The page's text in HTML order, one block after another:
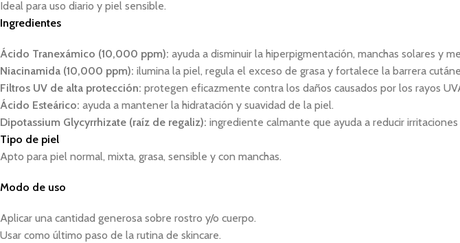
Ideal para uso diario y piel sensible.
Ingredientes
Ácido Tranexámico (10,000 ppm): ayuda a disminuir la hiperpigmentación, manchas solares y
Niacinamida (10,000 ppm): ilumina la piel, regula el exceso de grasa y fortalece la barrera
Filtros UV de alta protección: protegen eficazmente contra los daños causados por los rayos
Ácido Esteárico: ayuda a mantener la hidratación y suavidad de la piel.
Dipotassium Glycyrrhizate (raíz de regaliz): ingrediente calmante que ayuda a reducir irritaciones
Tipo de piel
Apto para piel normal, mixta, grasa, sensible y con manchas.
Modo de uso
Aplicar una cantidad generosa sobre rostro y/o cuerpo.
Usar como último paso de la rutina de skincare.